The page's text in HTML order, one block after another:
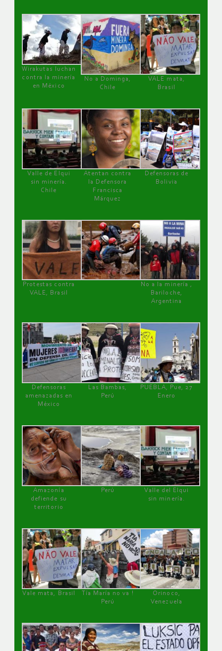
Wirakutas luchan
contra la minería
en México
No a Dominga,
Chile
VALE mata,
Brasil
Valle de Elqui
sin minería.
Chile
Atentan contra
la Defensora
Francisca
Márquez
Defensoras de
Bolivia
Protestas contra
VALE, Brasil
No a la minería ,
Bariloche,
Argentina
Defensoras
amenazadas en
México
Las Bambas,
Perú
PUEBLA, Pue, 27
Enero
Amazonía
defiende su
territorio
Perú
Valle del Elqui
sin minería.
Vale mata, Brasil
Tía María no va !
Perú
Orinoco,
Venezuela